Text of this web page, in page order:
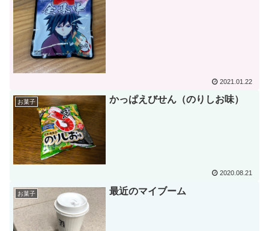
2021.01.22
お菓子 かっぱえびせん（のりしお味）
2020.08.21
お菓子 最近のマイブーム